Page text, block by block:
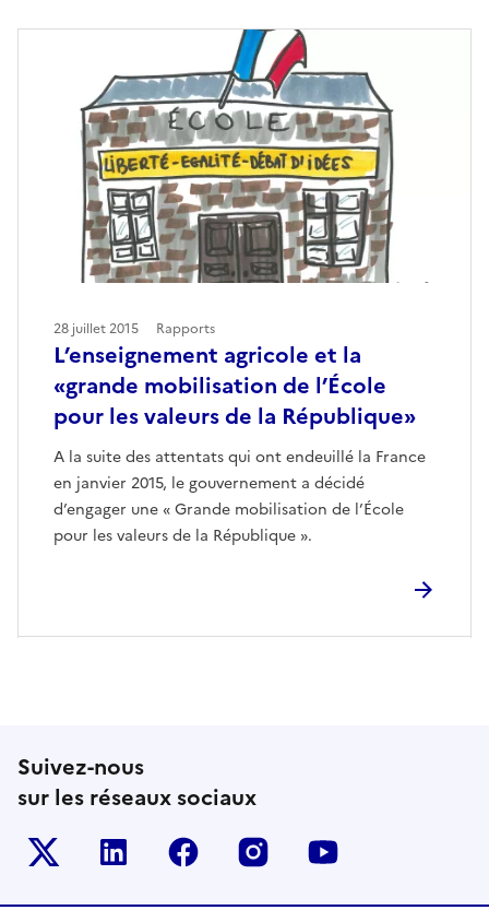
L’enseignement agricole et la
«grande mobilisation de l’École
pour les valeurs de la République»
A la suite des attentats qui ont endeuillé la France
en janvier 2015, le gouvernement a décidé
d’engager une « Grande mobilisation de l’École
pour les valeurs de la République ».
28 juillet 2015 Rapports
Suivez-nous
sur les réseaux sociaux
Le ministère sur Twitter
Le ministère sur LinkedIn
Le ministère sur Facebook
Le ministère sur